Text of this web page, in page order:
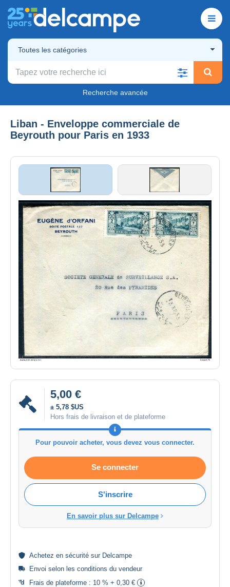
Toutes les catégories
Recherche avancée
Liban - Enveloppe commerciale de
Beyrouth pour Paris en 1933
5,00 €
± 5,78 $US
Hors frais de livraison et de plateforme
Pour pouvoir acheter, vous devez vous connecter.
Se connecter
S'inscrire
En savoir plus sur Delcampe
Achetez en sécurité sur Delcampe
Envoi selon les conditions du vendeur
Frais de plateforme : 10 % + 0,30 €